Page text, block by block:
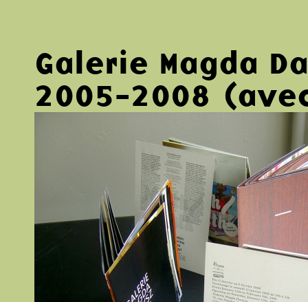
Galerie Magda
2005-2008